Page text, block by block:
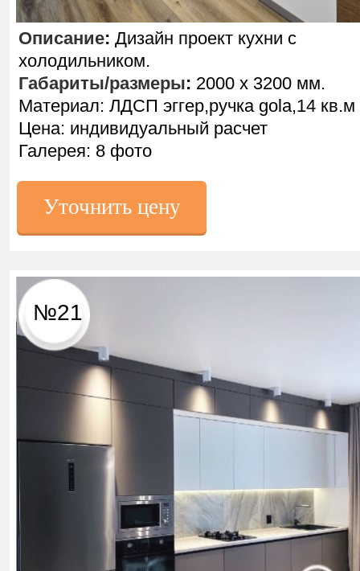
Уточнить цену
№21
Описание: Дизайн проект кухни с
холодильником.
Габариты/размеры: 2000 х 3200 мм.
Материал: ЛДСП эггер,ручка gola,14 кв.м
Цена: индивидуальный расчет
Галерея: 8 фото